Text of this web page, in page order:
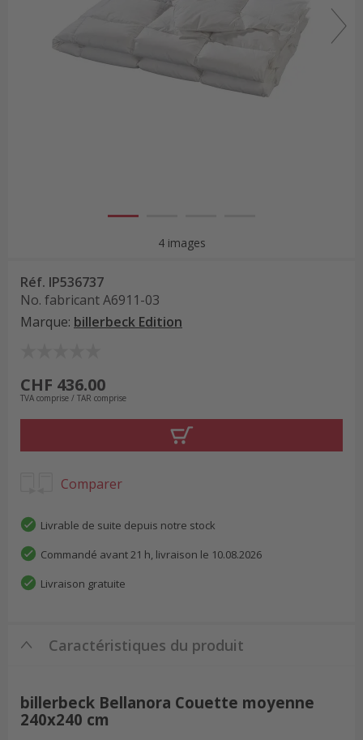
4 images
Réf. IP536737
No. fabricantA6911-03
Marque: billerbeck Edition
CHF 436.00
TVA comprise / TAR comprise
Comparer
Livrable de suite depuis notre stock
Commandé avant 21 h, livraison le 10.08.2026
Livraison gratuite
Caractéristiques du produit
billerbeck Bellanora Couette moyenne
240x240 cm